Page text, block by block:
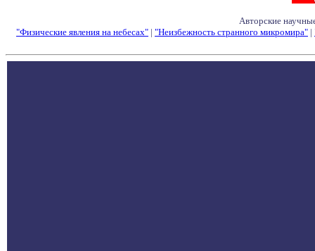
Авторские
"Физические явления на небесах" | "Неизбежность странного микромира" |